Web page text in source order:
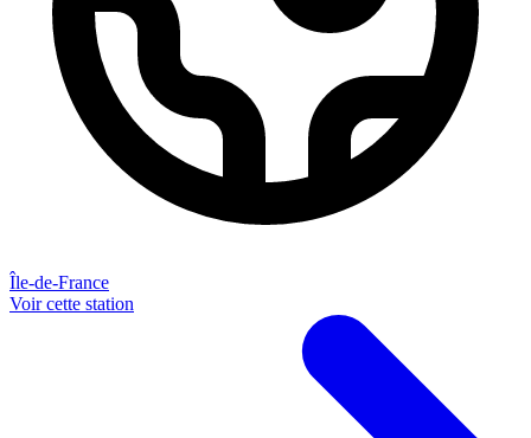
Île-de-France
Voir cette station